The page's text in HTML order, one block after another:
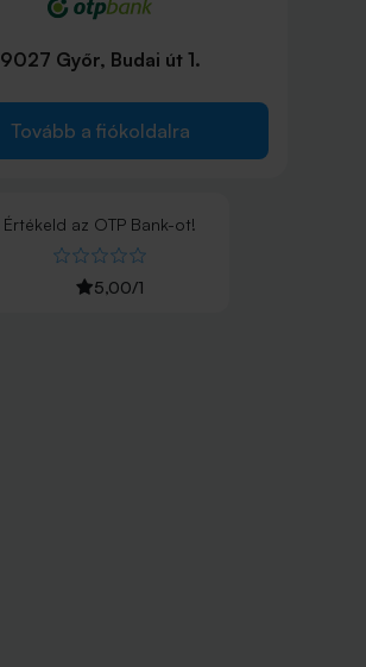
9027 Győr, Budai út 1.
Tovább a fiókoldalra
Értékeld az OTP Bank-ot!
5,00/1